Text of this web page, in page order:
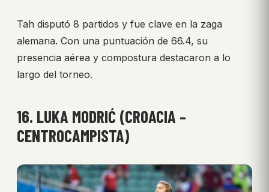
Tah disputó 8 partidos y fue clave en la zaga
alemana. Con una puntuación de 66.4, su
presencia aérea y compostura destacaron a lo
largo del torneo.
16. LUKA MODRIĆ (CROACIA –
CENTROCAMPISTA)